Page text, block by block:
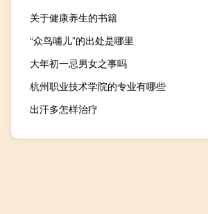
关于健康养生的书籍
“众鸟哺儿”的出处是哪里
大年初一忌男女之事吗
杭州职业技术学院的专业有哪些
出汗多怎样治疗